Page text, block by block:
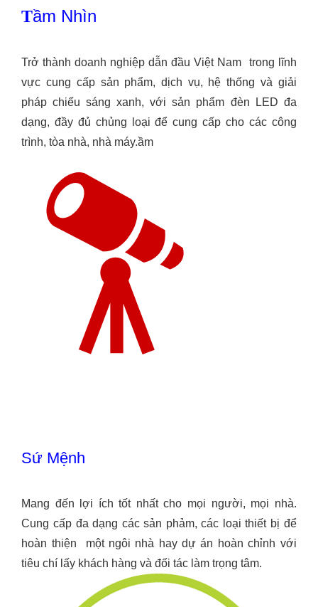
Tầm Nhìn
Trở thành doanh nghiệp dẫn đầu Việt Nam trong lĩnh
vực cung cấp sản phẩm, dịch vụ, hệ thống và giải
pháp chiếu sáng xanh, với sản phẩm đèn LED đa
dạng, đầy đủ chủng loại để cung cấp cho các công
trình, tòa nhà, nhà máy.ầm
Sứ Mệnh
Mang đến lợi ích tốt nhất cho mọi người, mọi nhà.
Cung cấp đa dạng các sản phảm, các loại thiết bị để
hoàn thiện một ngôi nhà hay dự án hoàn chỉnh với
tiêu chí lấy khách hàng và đối tác làm trọng tâm.